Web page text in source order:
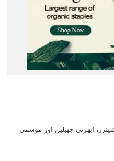
ابھرتی جھیلیں اور موسمی